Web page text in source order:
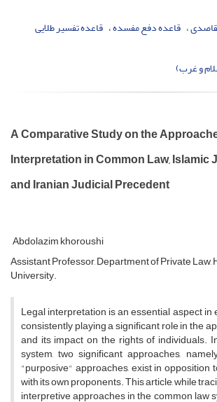
قاعده دفع مفسده قاعده تفسیر طلایی
و غرب)
A Comparative Study on the
Interpretation in Common Law, Islamic
and Iranian Judicial Precedent
Abdolazim khoroushi
Assistant Professor, Department of Private
University.
Legal interpretation is an essential aspect in
consistently playing a significant role in the
and its impact on the rights of individuals.
system, two significant approaches,
"purposive" approaches, exist in opposition
with its own proponents. This article, while
interpretive approaches in the common law